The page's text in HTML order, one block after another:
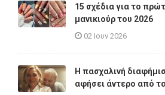
15 σχέδια για το
μανικιούρ του 2026
02 Ιουν 2026
Η πασχαλινή
αφήσει άντερο από